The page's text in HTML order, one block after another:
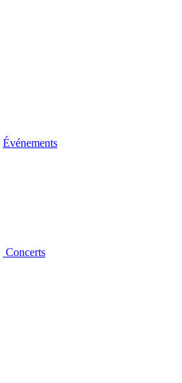
Événements
Concerts